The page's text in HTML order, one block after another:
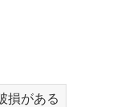
損がある